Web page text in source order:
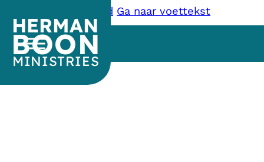
Ga naar hoofdinhoud Ga naar voettekst
MINISTRIES
BOON
HERMAN